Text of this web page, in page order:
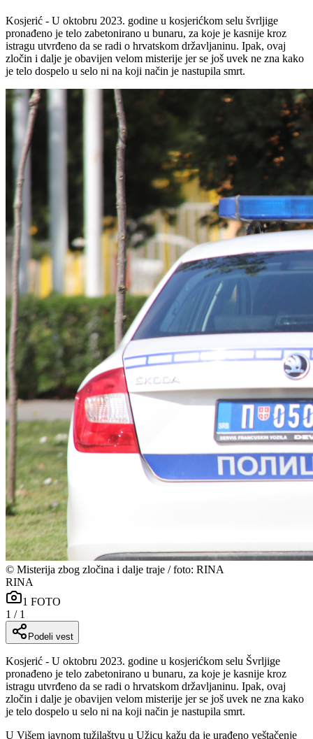
Kosjerić - U oktobru 2023. godine u kosjerićkom selu švrljige
pronađeno je telo zabetonirano u bunaru, za koje je kasnije kroz
istragu utvrđeno da se radi o hrvatskom državljaninu. Ipak, ovaj
zločin i dalje je obavijen velom misterije jer se još uvek ne zna kako
je telo dospelo u selo ni na koji način je nastupila smrt.
© Misterija zbog zločina i dalje traje / foto: RINA
RINA
1 FOTO
1 / 1
Podeli vest
Kosjerić - U oktobru 2023. godine u kosjerićkom selu Švrljige
pronađeno je telo zabetonirano u bunaru, za koje je kasnije kroz
istragu utvrđeno da se radi o hrvatskom državljaninu. Ipak, ovaj
zločin i dalje je obavijen velom misterije jer se još uvek ne zna kako
je telo dospelo u selo ni na koji način je nastupila smrt.
U Višem javnom tužilaštvu u Užicu kažu da je urađeno veštačenje